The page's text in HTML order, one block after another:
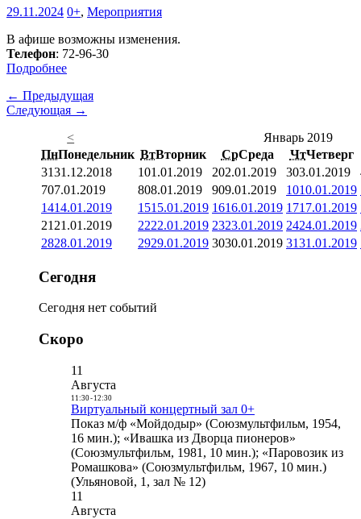
29.11.2024 0+, Мероприятия
В афише возможны изменения.
Телефон: 72-96-30
Подробнее
← Предыдущая
Следующая →
<
Январь 2019
ПнПонедельник ВтВторник СрСреда ЧтЧетверг
3131.12.2018 101.01.2019 202.01.2019 303.01.2019
707.01.2019 808.01.2019 909.01.2019 1010.01.2019
1414.01.2019 1515.01.2019 1616.01.2019 1717.01.2019
21 21.01.2019 2222.01.2019 2323.01.2019 2424.01.2019
2828.01.2019 2929.01.2019 3030.01.2019 3131.01.2019
Сегодня
Сегодня нет событий
Скоро
11
Августа
11:30- 12:30
Виртуальный концертный зал 0+
Показ м/ф «Мойдодыр» (Союзмультфильм, 1954,
16 мин.); «Ивашка из Дворца пионеров»
(Союзмультфильм, 1981, 10 мин.); «Паровозик из
Ромашкова» (Союзмультфильм, 1967, 10 мин.)
(Ульяновой, 1, зал № 12)
11
Августа